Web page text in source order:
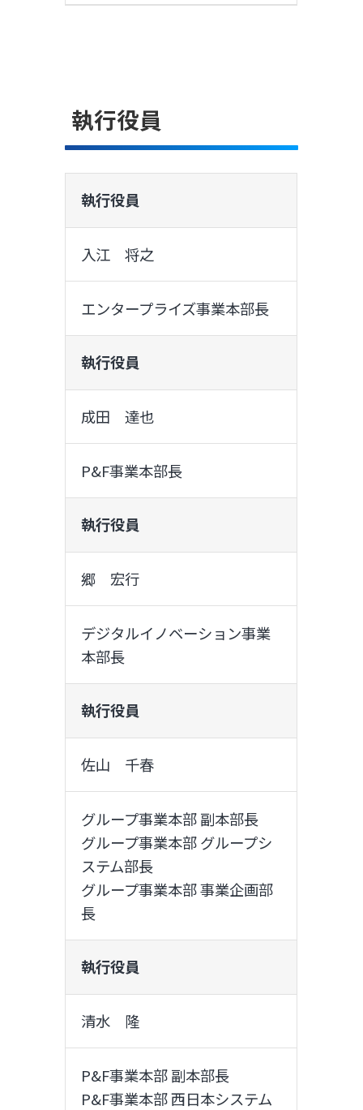
執行役員
執行役員
入江 将之
エンタープライズ事業本部長
執行役員
成田 達也
P&F事業本部長
執行役員
郷 宏行
デジタルイノベーション事業
本部長
執行役員
佐山 千春
グループ事業本部 副本部長
グループ事業本部 グループシ
ステム部長
グループ事業本部 事業企画部
長
執行役員
清水 隆
P&F事業本部 副本部長
P&F事業本部 西日本システム